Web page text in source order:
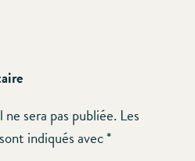
sera pas publiée. Les
indiqués avec*